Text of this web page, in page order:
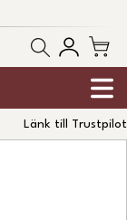
Länk till Trustpilot